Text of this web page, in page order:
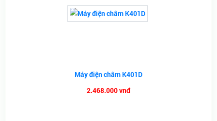
Máy điện châm K401D
2.468.000 vnđ